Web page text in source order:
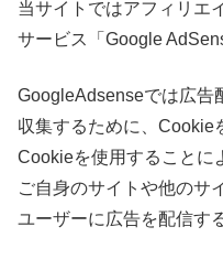
当サイトではアフィリエ
サービス「Google
GoogleAdsenseでは広告
収集するために、Cookie
Cookieを使用することに
ご自身のサイトや他のサ
ユーザーに広告を配信す